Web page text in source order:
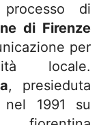
di
di Firenze
per
locale.
, presieduta
1991 su